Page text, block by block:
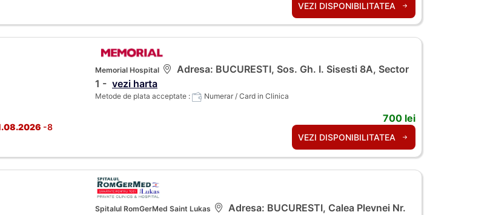
VEZI DISPONIBILITATEA
-8
Memorial Hospital
Adresa: BUCURESTI, Sos. Gh. I. Sisesti 8A, Sector
1 - vezi harta
Metode de plata acceptate : Numerar / Card in Clinica
700 lei
VEZI DISPONIBILITATEA
Spitalul RomGerMed Saint Lukas
Adresa: BUCURESTI, Calea Plevnei Nr.